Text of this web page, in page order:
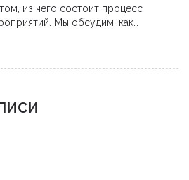
из чего состоит процесс
Мы обсудим, как